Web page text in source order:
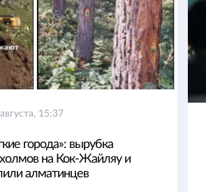
15:37
города»: вырубка
на Кок-Жайляу и
алматинцев